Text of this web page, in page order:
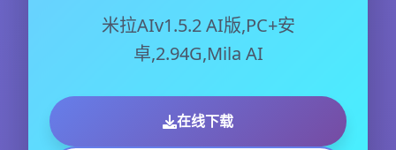
米拉AIv1.5.2 AI版,PC+安
卓,2.94G,Mila AI
在线下载